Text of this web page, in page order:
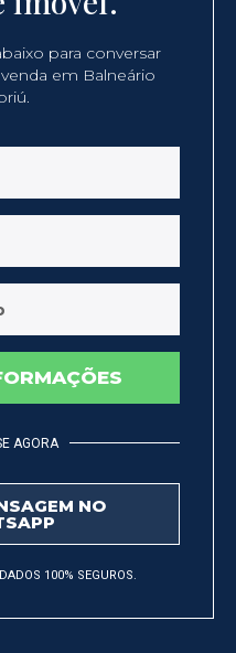
para conversar
em Balneário
AGORA
NO
100% SEGUROS.